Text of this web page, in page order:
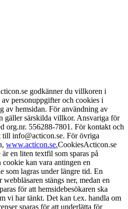
godkänner du villkoren i
personuppgifter och cookies i
av hemsidan. För användning av
gäller särskilda villkor. Ansvariga för
org.nr. 556288-7801. För kontakt och
info@acticon.se. För övriga
www.acticon.se.CookiesActicon.se
en liten textfil som sparas på
cookie kan vara antingen en
som lagras under längre tid. En
stängs ner, medan en
för att hemsidebesökaren ska
vi har tänkt. Det kan t.ex. handla om
sparas för att underlätta för